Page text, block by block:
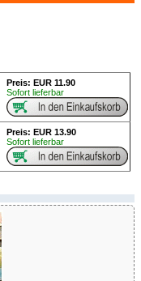
Preis: EUR 11.90
Sofort lieferbar
Preis: EUR 13.90
Sofort lieferbar